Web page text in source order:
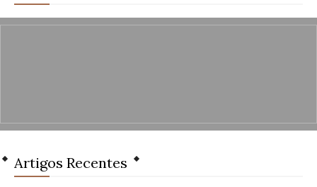
Artigos Recentes